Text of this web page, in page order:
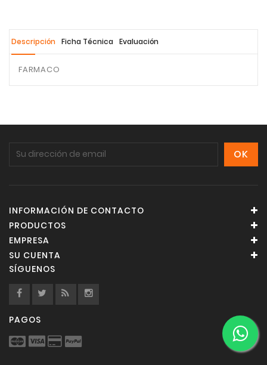
Descripción Ficha Técnica Evaluación
FARMACO
INFORMACIÓN DE CONTACTO
PRODUCTOS
EMPRESA
SU CUENTA
SÍGUENOS
PAGOS